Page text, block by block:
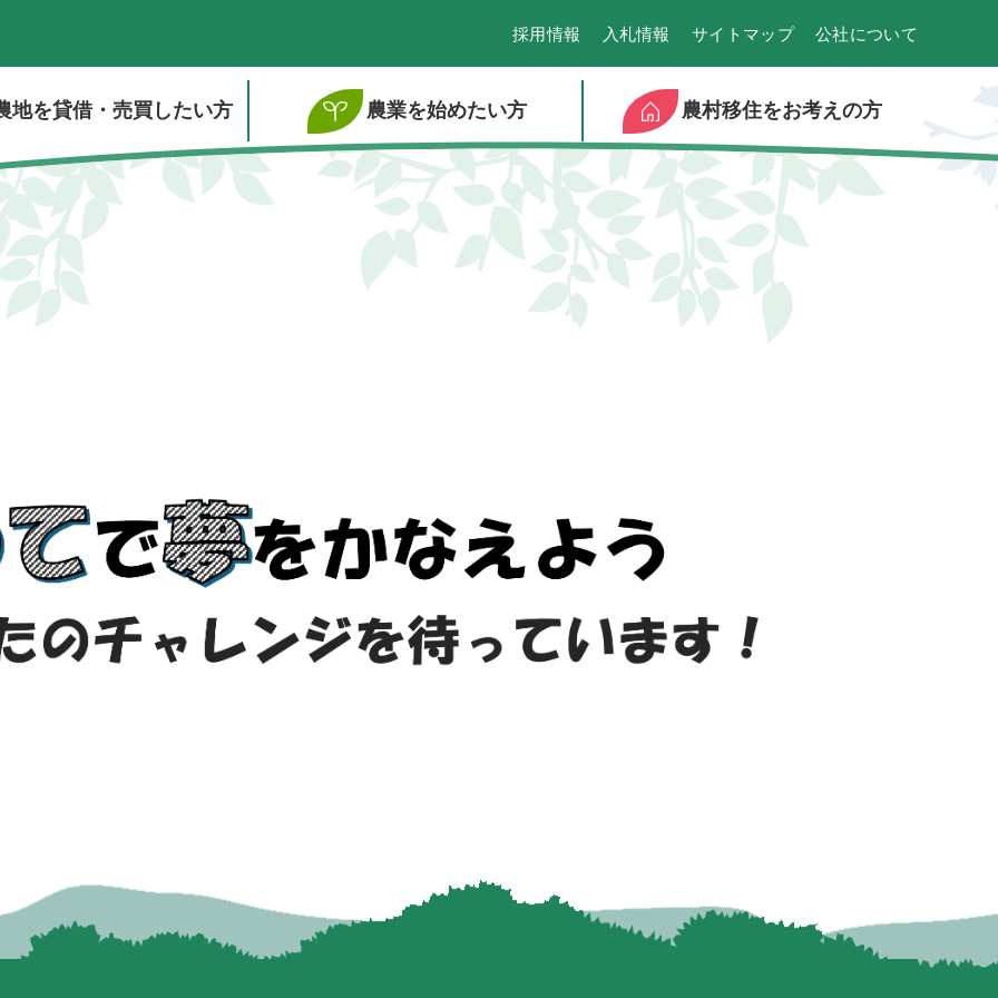
採用情報 入札情報 サイトマップ 公社について
地を貸借・売買したい方 農業を始めたい方 農村移住をお考えの方